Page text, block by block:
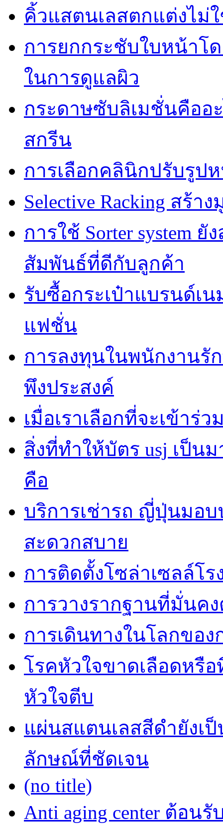
คิ้วแสตนเลสตกแต่งไม่
การยกกระชับใบหน้าโ
ในการดูแลผิว
กระดาษซับลิเมชั่นคืออ
สกรีน
การเลือกคลินิกปรับรูปห
Selective Racking สร้
การใช้ Sorter system
สัมพันธ์ที่ดีกับลูกค้า
รับซื้อกระเป๋าแบรนด์เ
แฟชั่น
การลงทุนในพนักงานรั
พึงประสงค์
เมื่อเราเลือกที่จะเข้าร่
สิ่งที่ทำให้บัตร usj เป็น
คือ
บริการเช่ารถ ญี่ปุ่นมอ
สะดวกสบาย
การติดตั้งโซล่าเซลล์โ
การวางรากฐานที่มั่นค
การเดินทางในโลกขอ
โรคหัวใจขาดเลือดหรื
หัวใจตีบ
แผ่นสแตนเลสสีดำยังเ
ลักษณ์ที่ชัดเจน
(no title)
Anti aging center ต้อน